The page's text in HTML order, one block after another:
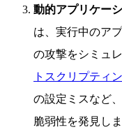
動的アプリケー
は、実行中のア
の攻撃をシミュ
トスクリプティ
の設定ミスなど
脆弱性を発見しま